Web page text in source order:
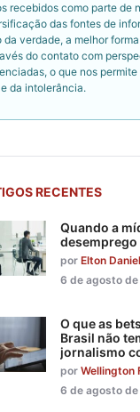
recebidos como parte de
das fontes de
da verdade, a melhor
do contato com
o que nos
da intolerância.
RECENTES
Quando a
por Elton
6 de agosto de
O que as
Brasil não
jornalismo
por Wellington
6 de agosto de